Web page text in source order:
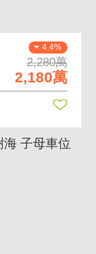
4.4%
2,280萬
2,180萬